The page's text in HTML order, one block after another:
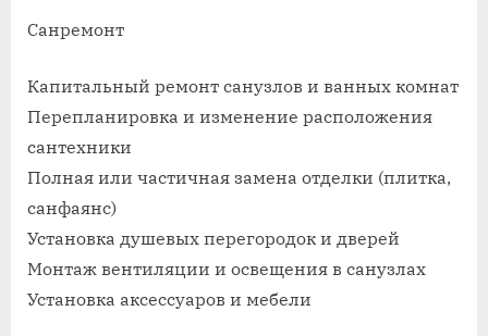
Санремонт
Капитальный ремонт санузлов и ванных комнат
Перепланировка и изменение расположения
сантехники
Полная или частичная замена отделки (плитка,
санфаянс)
Установка душевых перегородок и дверей
Монтаж вентиляции и освещения в санузлах
Установка аксессуаров и мебели